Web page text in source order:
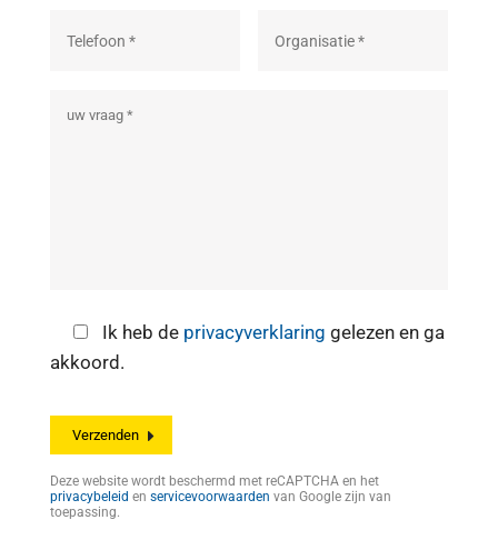
Ik heb de privacyverklaring gelezen en ga
akkoord.
Deze website wordt beschermd met reCAPTCHA en het
privacybeleid en servicevoorwaarden van Google zijn van
toepassing.